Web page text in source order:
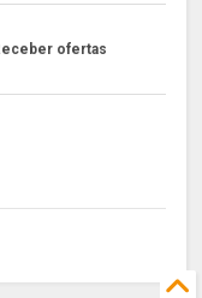
ofertas